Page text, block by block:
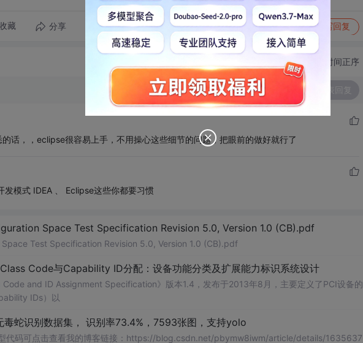
藏 分享 转发到动态 举报 写回复
切换为时间正序
话，，eclipse很容易上手，不用操心这些细节的问题，把眼前的做好就行了
模式 IDEA 、 Eclipse这些你都要习惯
Space Test Specification Revision 5.0, Version 1.0 (CB).pdf
Test Specification Revision 5.0, Version 1.0 (CB).pdf
Class Code与Capability ID分配：设备功能分类及扩展能力标识系统设计
Code and ID Assignment Specification》版本1.4，发布于2013年8月，主要定义了PCI设备的
IDs）以
毒蛇识别数据集， 识别率73.4%，7593张图，支持yolo
代码可点击查看我的博客链接：https://blog.csdn.net/pbymw8iwm/article/details/1635637